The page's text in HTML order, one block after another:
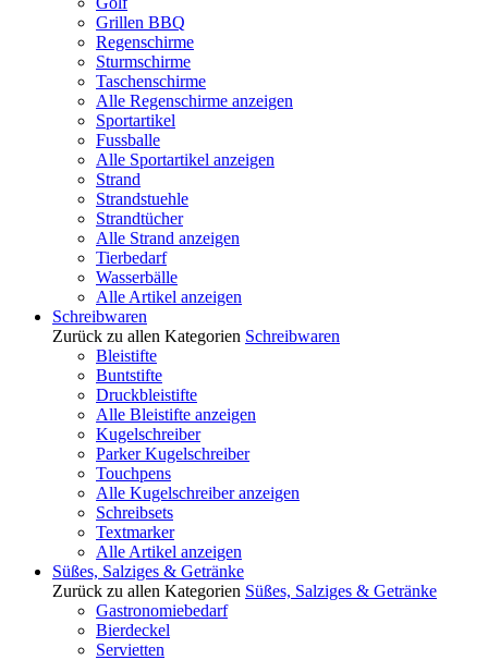
Grillen BBQ
Regenschirme
Sturmschirme
Taschenschirme
Alle Regenschirme anzeigen
Sportartikel
Fussballe
Alle Sportartikel anzeigen
Strand
Strandstuehle
Strandtücher
Alle Strand anzeigen
Tierbedarf
Wasserbälle
Alle Artikel anzeigen
Schreibwaren
Zurück zu allen Kategorien Schreibwaren
Bleistifte
Buntstifte
Druckbleistifte
Alle Bleistifte anzeigen
Kugelschreiber
Parker Kugelschreiber
Touchpens
Alle Kugelschreiber anzeigen
Schreibsets
Textmarker
Alle Artikel anzeigen
Süßes, Salziges & Getränke
Zurück zu allen Kategorien Süßes, Salziges & Getränke
Gastronomiebedarf
Bierdeckel
Servietten